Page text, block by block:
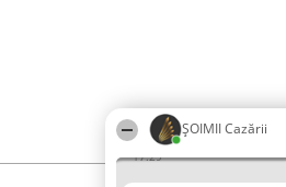
ȘOIMII Cazării
17:29